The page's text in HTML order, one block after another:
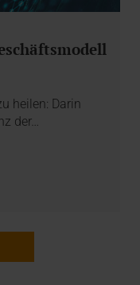
heilen: Darin
der…